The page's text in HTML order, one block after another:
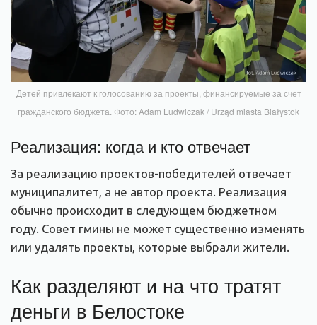
Детей привлекают к голосованию за проекты, финансируемые за счет
гражданского бюджета. Фото: Adam Ludwiczak / Urząd miasta Białystok
Реализация: когда и кто отвечает
За реализацию проектов-победителей отвечает
муниципалитет, а не автор проекта. Реализация
обычно происходит в следующем бюджетном
году. Совет гмины не может существенно изменять
или удалять проекты, которые выбрали жители.
Как разделяют и на что тратят
деньги в Белостоке